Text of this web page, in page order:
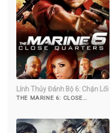
Lính Thủy Đánh Bộ 6: Chặn Lối
THE MARINE 6: CLOSE